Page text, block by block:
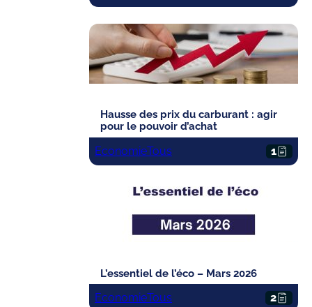
Hausse des prix du carburant : agir
pour le pouvoir d’achat
EconomieTous 1
L’essentiel de l’éco – Mars 2026
EconomieTous 2